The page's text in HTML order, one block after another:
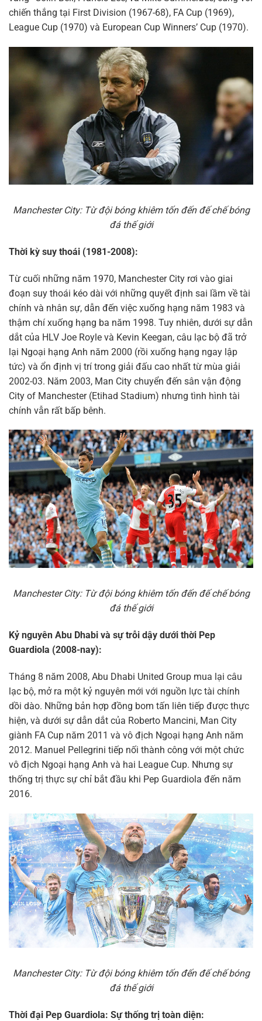
chiến thắng tại First Division (1967-68), FA Cup (1969),
League Cup (1970) và European Cup Winners’ Cup (1970).
Manchester City: Từ đội bóng khiêm tốn đến đế chế bóng
đá thế giới
Thời kỳ suy thoái (1981-2008):
Từ cuối những năm 1970, Manchester City rơi vào giai
đoạn suy thoái kéo dài với những quyết định sai lầm về tài
chính và nhân sự, dẫn đến việc xuống hạng năm 1983 và
thậm chí xuống hạng ba năm 1998. Tuy nhiên, dưới sự dẫn
dắt của HLV Joe Royle và Kevin Keegan, câu lạc bộ đã trở
lại Ngoại hạng Anh năm 2000 (rồi xuống hạng ngay lập
tức) và ổn định vị trí trong giải đấu cao nhất từ mùa giải
2002-03. Năm 2003, Man City chuyển đến sân vận động
City of Manchester (Etihad Stadium) nhưng tình hình tài
chính vẫn rất bấp bênh.
Manchester City: Từ đội bóng khiêm tốn đến đế chế bóng
đá thế giới
Kỷ nguyên Abu Dhabi và sự trỗi dậy dưới thời Pep
Guardiola (2008-nay):
Tháng 8 năm 2008, Abu Dhabi United Group mua lại câu
lạc bộ, mở ra một kỷ nguyên mới với nguồn lực tài chính
dồi dào. Những bản hợp đồng bom tấn liên tiếp được thực
hiện, và dưới sự dẫn dắt của Roberto Mancini, Man City
giành FA Cup năm 2011 và vô địch Ngoại hạng Anh năm
2012. Manuel Pellegrini tiếp nối thành công với một chức
vô địch Ngoại hạng Anh và hai League Cup. Nhưng sự
thống trị thực sự chỉ bắt đầu khi Pep Guardiola đến năm
2016.
Manchester City: Từ đội bóng khiêm tốn đến đế chế bóng
đá thế giới
Thời đại Pep Guardiola: Sự thống trị toàn diện: